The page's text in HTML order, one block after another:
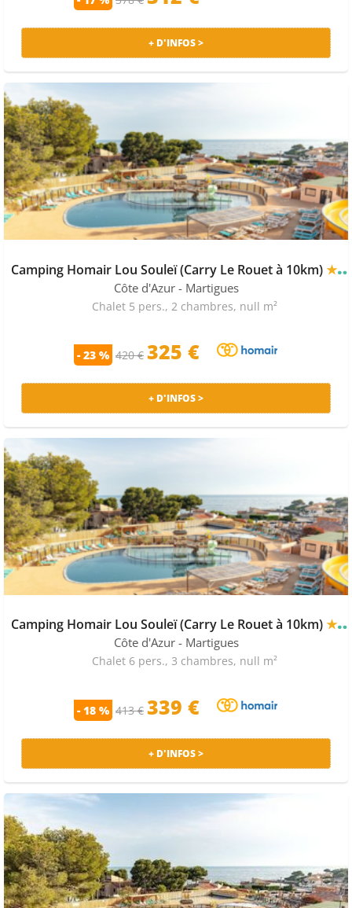
+ D'INFOS >
Camping Homair Lou Souleï (Carry Le Rouet à 10km)★★★★
Côte d'Azur - Martigues
Chalet 5 pers., 2 chambres, null m²
- 23 % 420 € 325 €
+ D'INFOS >
Camping Homair Lou Souleï (Carry Le Rouet à 10km)★★★★
Côte d'Azur - Martigues
Chalet 6 pers., 3 chambres, null m²
- 18 % 413 € 339 €
+ D'INFOS >